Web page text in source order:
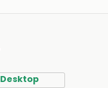
Desktop